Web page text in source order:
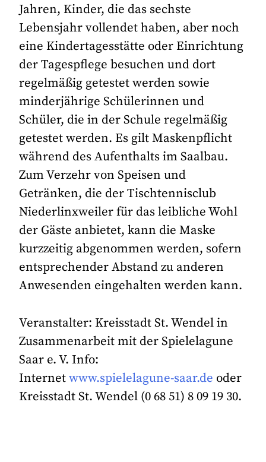
Jahren, Kinder, die das sechste
Lebensjahr vollendet haben, aber noch
eine Kindertagesstätte oder Einrichtung
der Tagespflege besuchen und dort
regelmäßig getestet werden sowie
minderjährige Schülerinnen und
Schüler, die in der Schule regelmäßig
getestet werden. Es gilt Maskenpflicht
während des Aufenthalts im Saalbau.
Zum Verzehr von Speisen und
Getränken, die der Tischtennisclub
Niederlinxweiler für das leibliche Wohl
der Gäste anbietet, kann die Maske
kurzzeitig abgenommen werden, sofern
entsprechender Abstand zu anderen
Anwesenden eingehalten werden kann.
Veranstalter: Kreisstadt St. Wendel in
Zusammenarbeit mit der Spielelagune
Saar e. V. Info:
Internetwww.spielelagune-saar.de oder
Kreisstadt St. Wendel (0 68 51) 8 09 19 30.